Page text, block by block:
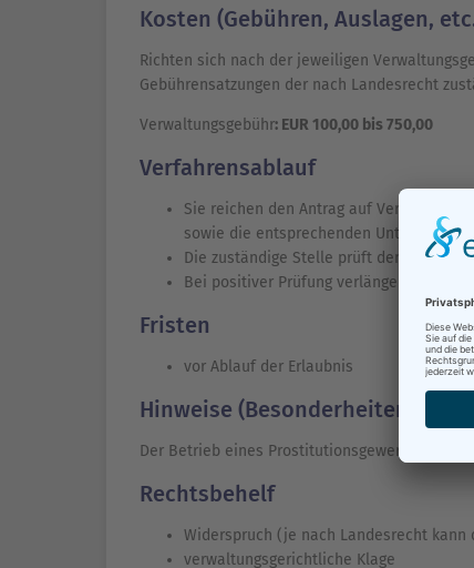
Kosten (Gebühren, Auslagen,
Richten sich nach der jeweiligen
Gebührensatzungen der nach Landesrecht
Verwaltungsgebühr: EUR 100,00 bis 750,00
Verfahrensablauf
Sie reichen den Antrag auf
sowie die entsprechenden Unterlagen
Die zuständige Stelle prüft den Antrag
Bei positiver Prüfung verlängert die
Fristen
vor Ablauf der Erlaubnis
Hinweise (Besonderheiten)
Der Betrieb eines Prostitutionsgewerbes
Rechtsbehelf
Widerspruch (je nach Landesrecht
verwaltungsgerichtliche Klage